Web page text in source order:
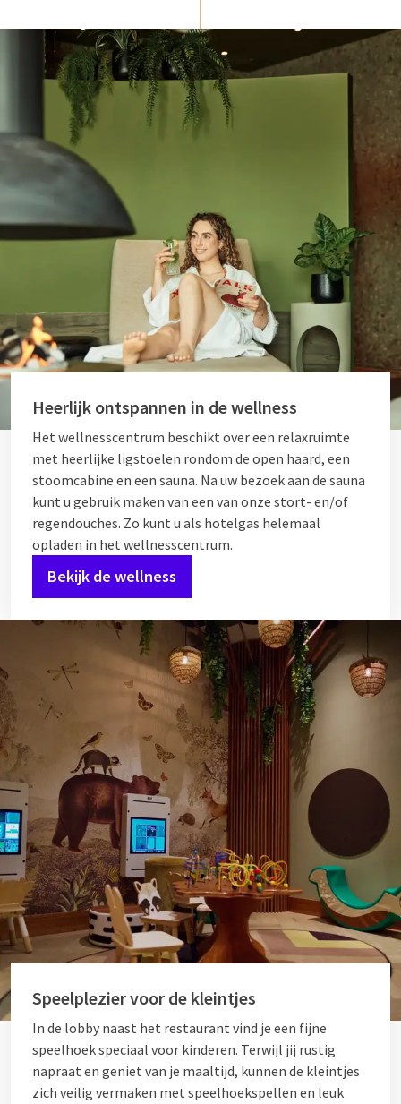
Heerlijk ontspannen in de wellness
Het wellnesscentrum beschikt over een relaxruimte
met heerlijke ligstoelen rondom de open haard, een
stoomcabine en een sauna. Na uw bezoek aan de sauna
kunt u gebruik maken van een van onze stort- en/of
regendouches. Zo kunt u als hotelgas helemaal
opladen in het wellnesscentrum.
Bekijk de wellness
Speelplezier voor de kleintjes
In de lobby naast het restaurant vind je een fijne
speelhoek speciaal voor kinderen. Terwijl jij rustig
napraat en geniet van je maaltijd, kunnen de kleintjes
zich veilig vermaken met speelhoekspellen en leuk